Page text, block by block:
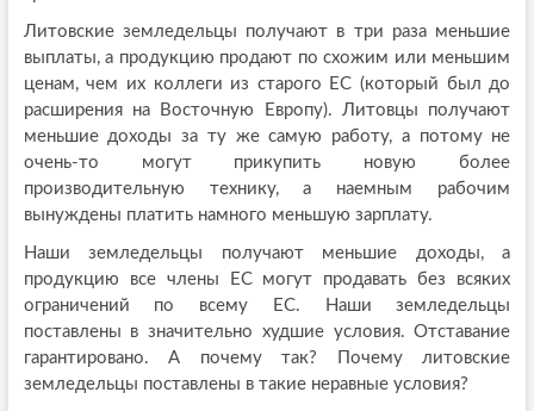
Литовские земледельцы получают в три раза меньшие
выплаты, а продукцию продают по схожим или меньшим
ценам, чем их коллеги из старого ЕС (который был до
расширения на Восточную Европу). Литовцы получают
меньшие доходы за ту же самую работу, а потому не
очень-то могут прикупить новую более
производительную технику, а наемным рабочим
вынуждены платить намного меньшую зарплату.
Наши земледельцы получают меньшие доходы, а
продукцию все члены ЕС могут продавать без всяких
ограничений по всему ЕС. Наши земледельцы
поставлены в значительно худшие условия. Отставание
гарантировано. А почему так? Почему литовские
земледельцы поставлены в такие неравные условия?